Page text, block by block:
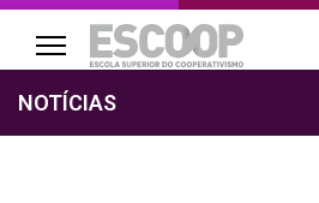
NOTÍCIAS